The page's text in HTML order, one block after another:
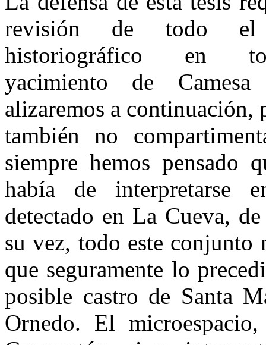
revisión de todo el
historiográfico en
yacimiento de
alizaremos a continuación,
también no
siempre hemos
había de interpretarse
detectado en La Cueva,
su vez, todo este conjunto
que seguramente lo
posible castro de Santa
Ornedo. El